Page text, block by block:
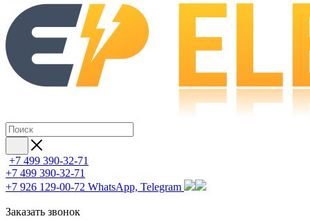
+7 499 390-32-71
+7 499 390-32-71
+7 926 129-00-72 WhatsApp, Telegram
Заказать звонок